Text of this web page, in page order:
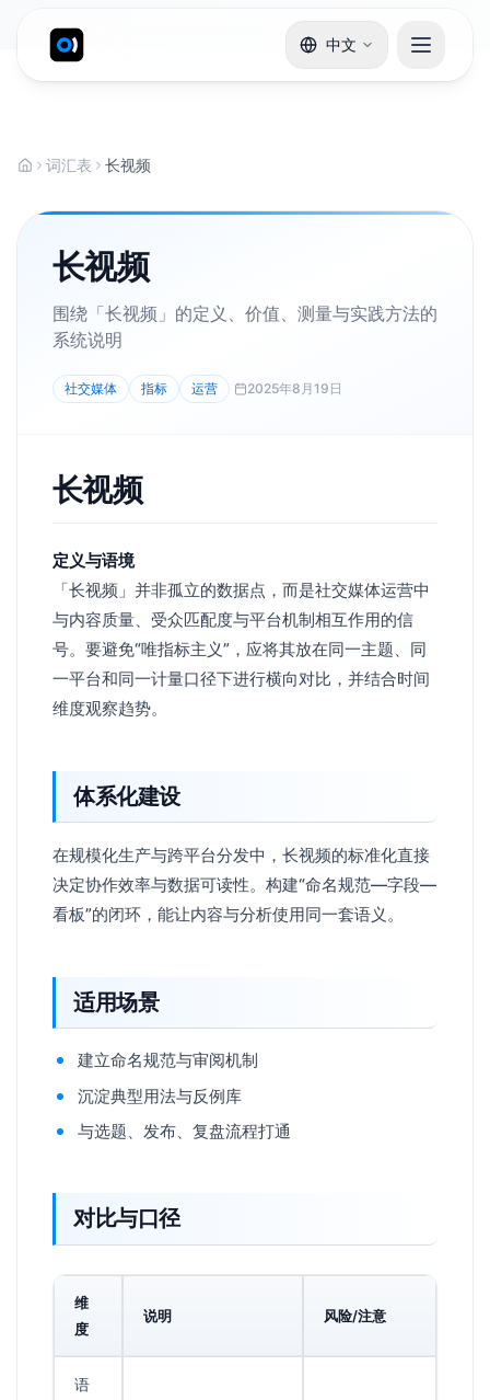
中文
词汇表 长视频
长视频
围绕「长视频」的定义、价值、测量与实践方法的
系统说明
社交媒体 指标 运营 2025年8月19日
长视频
定义与语境
「长视频」并非孤立的数据点，而是社交媒体运营中
与内容质量、受众匹配度与平台机制相互作用的信
号。要避免“唯指标主义”，应将其放在同一主题、同
一平台和同一计量口径下进行横向对比，并结合时间
维度观察趋势。
体系化建设
在规模化生产与跨平台分发中，长视频的标准化直接
决定协作效率与数据可读性。构建“命名规范—字段—
看板”的闭环，能让内容与分析使用同一套语义。
适用场景
建立命名规范与审阅机制
沉淀典型用法与反例库
与选题、发布、复盘流程打通
对比与口径
维
度
说明 风险/注意
语